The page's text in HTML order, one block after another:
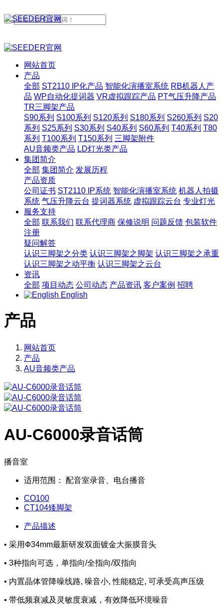
网站首页
产品
全部 ST2110 IP化产品 智能化演播室系统 RB机器人产
品 WP自动化提词器 VR虚拟跟踪产品 PT气压升降产品
TR三脚架产品
S90系列 S100系列 S120系列 S180系列 S260系列 S20
系列 S25系列 S30系列 S40系列 S60系列 T40系列 T80
系列 T100系列 T150系列 三脚架附件
AU音频类产品 LD灯光类产品
集团简介
全部 集团简介 发展历程
产品资质
公司证书 ST2110 IP系统 智能化演播室系统 机器人拍摄
系统 气压升降云台 提词器系统 虚拟跟踪云台 专业灯光
服务支持
全部 联系我们 联系代理商 保修说明 问题反馈 包装软件
注册
疑问解答
认识三脚架之分类 认识三脚架之脚架 认识三脚架之承重
认识三脚架之动平衡 认识三脚架之云台
资讯
全部 项目动态 公司动态 产品资讯 客户案例 招聘
English
产品
网站首页
产品
AU音频类产品
AU-C6000录音话筒
播音室
适用范围： 配音室录音、电台播音
CO100
CT104矮脚架
产品描述
• 采用Ф34mm最新研发双面镀金大振膜音头
• 3种指向可选，单指向/全指向/双指向
• 内置晶体管降噪线路, 噪音小, 性能稳定, 可承受高声压级
• 带低频衰减及灵敏度衰减，有效降低环境噪音